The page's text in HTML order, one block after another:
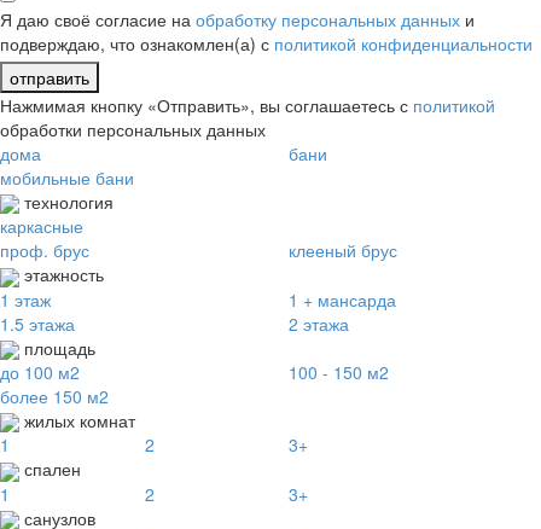
Я даю своё согласие на обработку персональных данных и
подверждаю, что ознакомлен(а) с политикой конфиденциальности
отправить
Нажмимая кнопку «Отправить», вы соглашаетесь с политикой
обработки персональных данных
дома
бани
мобильные бани
технология
каркасные
проф. брус
клееный брус
этажность
1 этаж
1 + мансарда
1.5 этажа
2 этажа
площадь
до 100 м2
100 - 150 м2
более 150 м2
жилых комнат
1
2
3+
спален
1
2
3+
санузлов